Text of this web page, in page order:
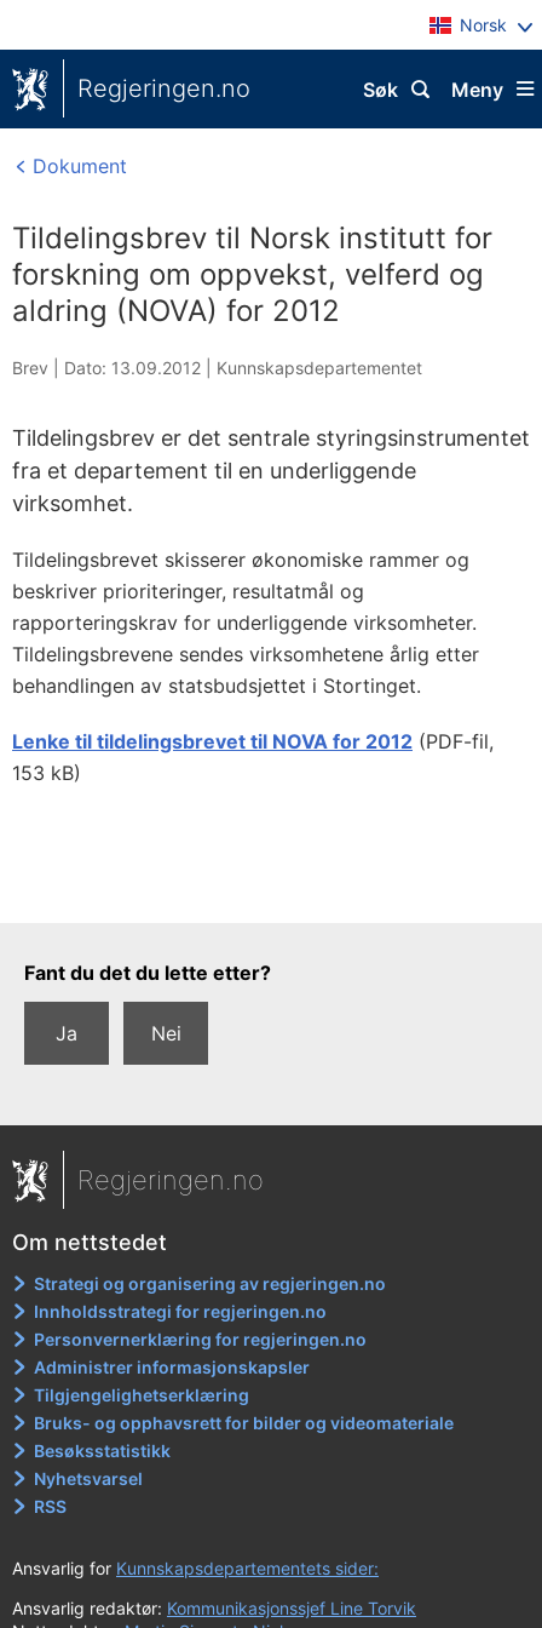
Norsk
Regjeringen.no Meny
Søk
Dokument
Tildelingsbrev til Norsk institutt for
forskning om oppvekst, velferd og
aldring (NOVA) for 2012
Brev | Dato: 13.09.2012 Kunnskapsdepartementet
Tildelingsbrev er det sentrale styringsinstrumentet
fra et departement til en underliggende
virksomhet.
Tildelingsbrevet skisserer økonomiske rammer og
beskriver prioriteringer, resultatmål og
rapporteringskrav for underliggende virksomheter.
Tildelingsbrevene sendes virksomhetene årlig etter
behandlingen av statsbudsjettet i Stortinget.
Lenke til tildelingsbrevet til NOVA for 2012 (PDF-fil,
153 kB)
Tilbakemeldingsskjema
Fant du det du lette etter?
Ja Nei
Regjeringen.no
Om nettstedet
Strategi og organisering av regjeringen.no
Innholdsstrategi for regjeringen.no
Personvernerklæring for regjeringen.no
Administrer informasjonskapsler
Tilgjengelighetserklæring
Bruks- og opphavsrett for bilder og videomateriale
Besøksstatistikk
Nyhetsvarsel
RSS
Ansvarlig for Kunnskapsdepartementets sider:
Ansvarlig redaktør: Kommunikasjonssjef Line Torvik